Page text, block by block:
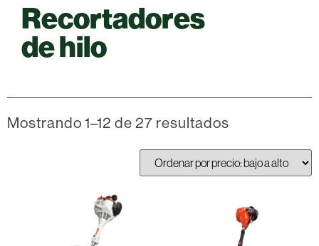
Recortadores
de hilo
Mostrando 1–12 de 27 resultados